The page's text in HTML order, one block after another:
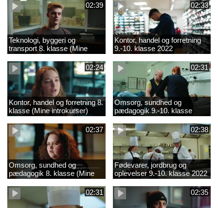
02:39
Teknologi, byggeri og
transport 8. klasse (Mine
introkurser) 2022
02:33
Kontor, handel og forretning
9.-10. klasse 2022
02:24
Kontor, handel og forretning 8.
klasse (Mine introkurser)
2022
02:31
Omsorg, sundhed og
pædagogik 9.-10. klasse
2022
02:37
Omsorg, sundhed og
pædagogik 8. klasse (Mine
introkurser) 2022
02:38
Fødevarer, jordbrug og
oplevelser 9.-10. klasse 2022
02:31 02:35